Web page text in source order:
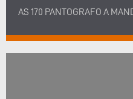
AS 170 PANTOGRAFO A